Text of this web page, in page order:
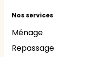
Nos services
Ménage
Repassage